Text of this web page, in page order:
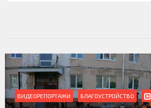
ВИДЕОРЕПОРТАЖИ